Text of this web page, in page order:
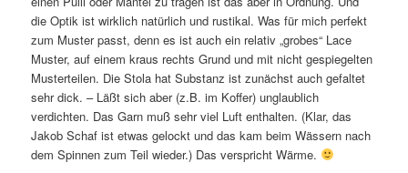
die Optik ist wirklich natürlich und rustikal. Was für mich perfekt
zum Muster passt, denn es ist auch ein relativ „grobes“ Lace
Muster, auf einem kraus rechts Grund und mit nicht gespiegelten
Musterteilen. Die Stola hat Substanz ist zunächst auch gefaltet
sehr dick. – Läßt sich aber (z.B. im Koffer) unglaublich
verdichten. Das Garn muß sehr viel Luft enthalten. (Klar, das
Jakob Schaf ist etwas gelockt und das kam beim Wässern nach
dem Spinnen zum Teil wieder.) Das verspricht Wärme.